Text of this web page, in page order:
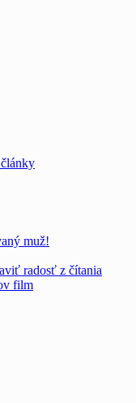
muž!
radosť z čítania
film